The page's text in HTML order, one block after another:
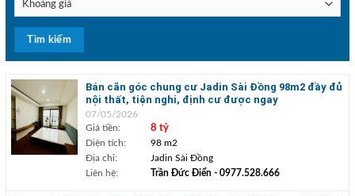
Bán căn góc chung cư Jadin Sài Đồng 98m2 đầy đủ
nội thất, tiện nghi, định cư được ngay
07/05/2026
Giá tiền:
8 tỷ
Diện tích:
98 m2
Địa chỉ:
Jadin Sài Đồng
Liên hệ:
Trần Đức Điển- 0977.528.666